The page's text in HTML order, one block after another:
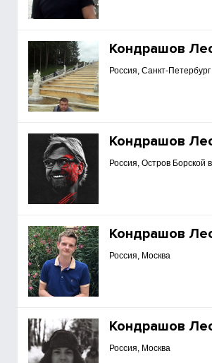
Кондрашов
Россия, Санкт-Петербург
Кондрашов
Россия, Остров Борской
Кондрашов
Россия, Москва
Кондрашов
Россия, Москва